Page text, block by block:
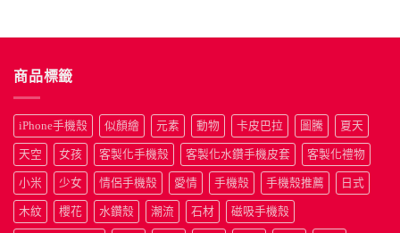
商品標籤
iPhone手機殼 似顏繪 元素 動物 卡皮巴拉 圖騰 夏天
天空 女孩 客製化手機殼 客製化水鑽手機皮套 客製化禮物
小米 少女 情侶手機殼 愛情 手機殼 手機殼推薦 日式
木紋 櫻花 水鑽殼 潮流 石材 磁吸手機殼